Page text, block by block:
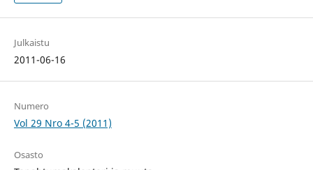
Julkaistu
2011-06-16
Numero
Vol 29 Nro 4-5 (2011)
Osasto